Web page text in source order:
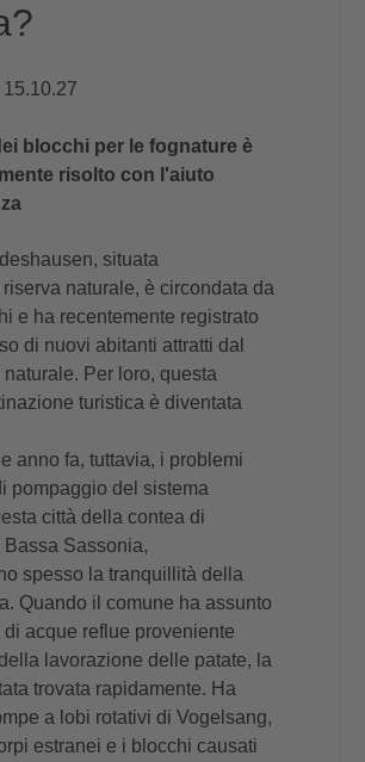
blocchi per le fognature è
risolto con l'aiuto
situata
naturale, è circondata da
e ha recentemente registrato
di nuovi abitanti attratti dal
Per loro, questa
turistica è diventata
anno fa, tuttavia, i problemi
pompaggio del sistema
città della contea di
Sassonia,
spesso la tranquillità della
Quando il comune ha assunto
di acque reflue proveniente
lavorazione delle patate, la
trovata rapidamente. Ha
a lobi rotativi di Vogelsang,
estranei e i blocchi causati